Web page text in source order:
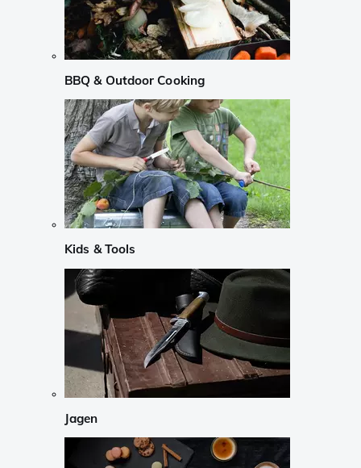
BBQ & Outdoor Cooking
Kids & Tools
Jagen